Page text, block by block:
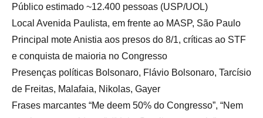
Público estimado ~12.400 pessoas (USP/UOL)
Local Avenida Paulista, em frente ao MASP, São Paulo
Principal mote Anistia aos presos do 8/1, críticas ao STF
e conquista de maioria no Congresso
Presenças políticas Bolsonaro, Flávio Bolsonaro, Tarcísio
de Freitas, Malafaia, Nikolas, Gayer
Frases marcantes “Me deem 50% do Congresso”, “Nem